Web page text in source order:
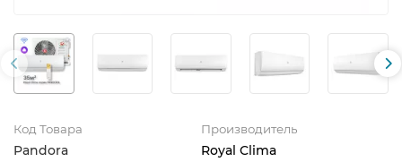
Код Товара
Pandora
Производитель
Royal Clima